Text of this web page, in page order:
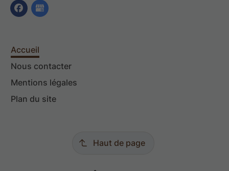
Accueil
Nous contacter
Mentions légales
Plan du site
Haut de page